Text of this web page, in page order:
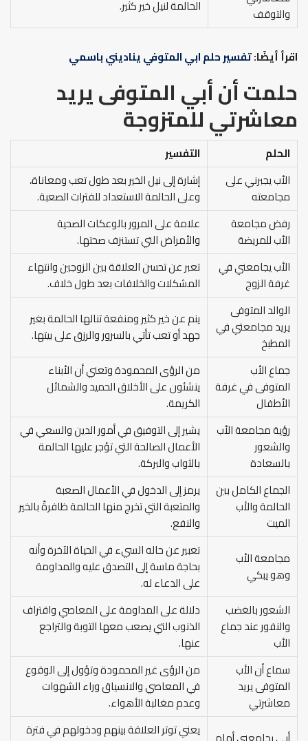
والتوقف
الحالمة لنيل خير كثير.
اقرأ أيضًا:تفسير حلم ابي المتوفي يناديني باسمي
حلمت أن أبي المتوفى يريد
معاشرتي للمتزوجة
الحلم
التفسير
الأب يجبرني على
مجامعته
إشارة إلى نيل الخير بعد طول تعب ومعاناة،
وعلى الحالمة الاستعداد للفترات الصعبة.
رفض مجامعة
الأب للمريضة
علامة على المرور بالوعكات الصحية
والأمراض التي تستنزف صحتها.
الأب يجامعني في
غرفة الزوج
تعبر عن تحسن العلاقة بين الزوجين وانتهاء
المشكلات والخلافات بعد طول خلاف.
الوالد المتوفى
يريد مجامعتي في
المطبخ
ينم عن خير كثير ومنفعة تنالها الحالمة بغير
جهد أو تعب تأتي بالسرور والرزق على بيتها.
جماع الأب
المتوفى في غرفة
الأطفال
من الرؤى المحمودة وتعني أن الأبناء
ينشئون على الأخلاق الحميد والشمائل
الكريمة.
رؤية مجامعة الأب
والشعور
بالسعادة
يشير إلى التوفيق في أمور الدين والسعي في
الأعمال الصالحة التي تؤجر عليها الحالمة
بالثواب والبركة.
الجماع الكامل بين
الحالمة والأب
الميت
يرمز إلى الدخول في الأعمال الصعبة
والمتعبة التي تخرج منها الحالمة ظافرةً بالخير
والنفع.
مجامعة الأب
وهو يبكي
تعبير عن حاله السيء في الحياة الآخرة وأنه
بحاجة ماسة إلى التصدق عليه والمداومة
على الدعاء له.
الشعور بالغضب
والنفور عند جماع
الأب
دلالة على المداومة على المعاصي واقتراف
الذنوب التي يصعب معها التوبة والتراجع
عنها.
سماع أن الأب
المتوفى يريد
معاشرتي
من الرؤى غير المحمودة وتؤول إلى الوقوع
في المعاصي والانسياق وراء الشهوات
وعدم مغالبة الأهواء.
يعني توتر العلاقة بينهم ودخولهم في فترة